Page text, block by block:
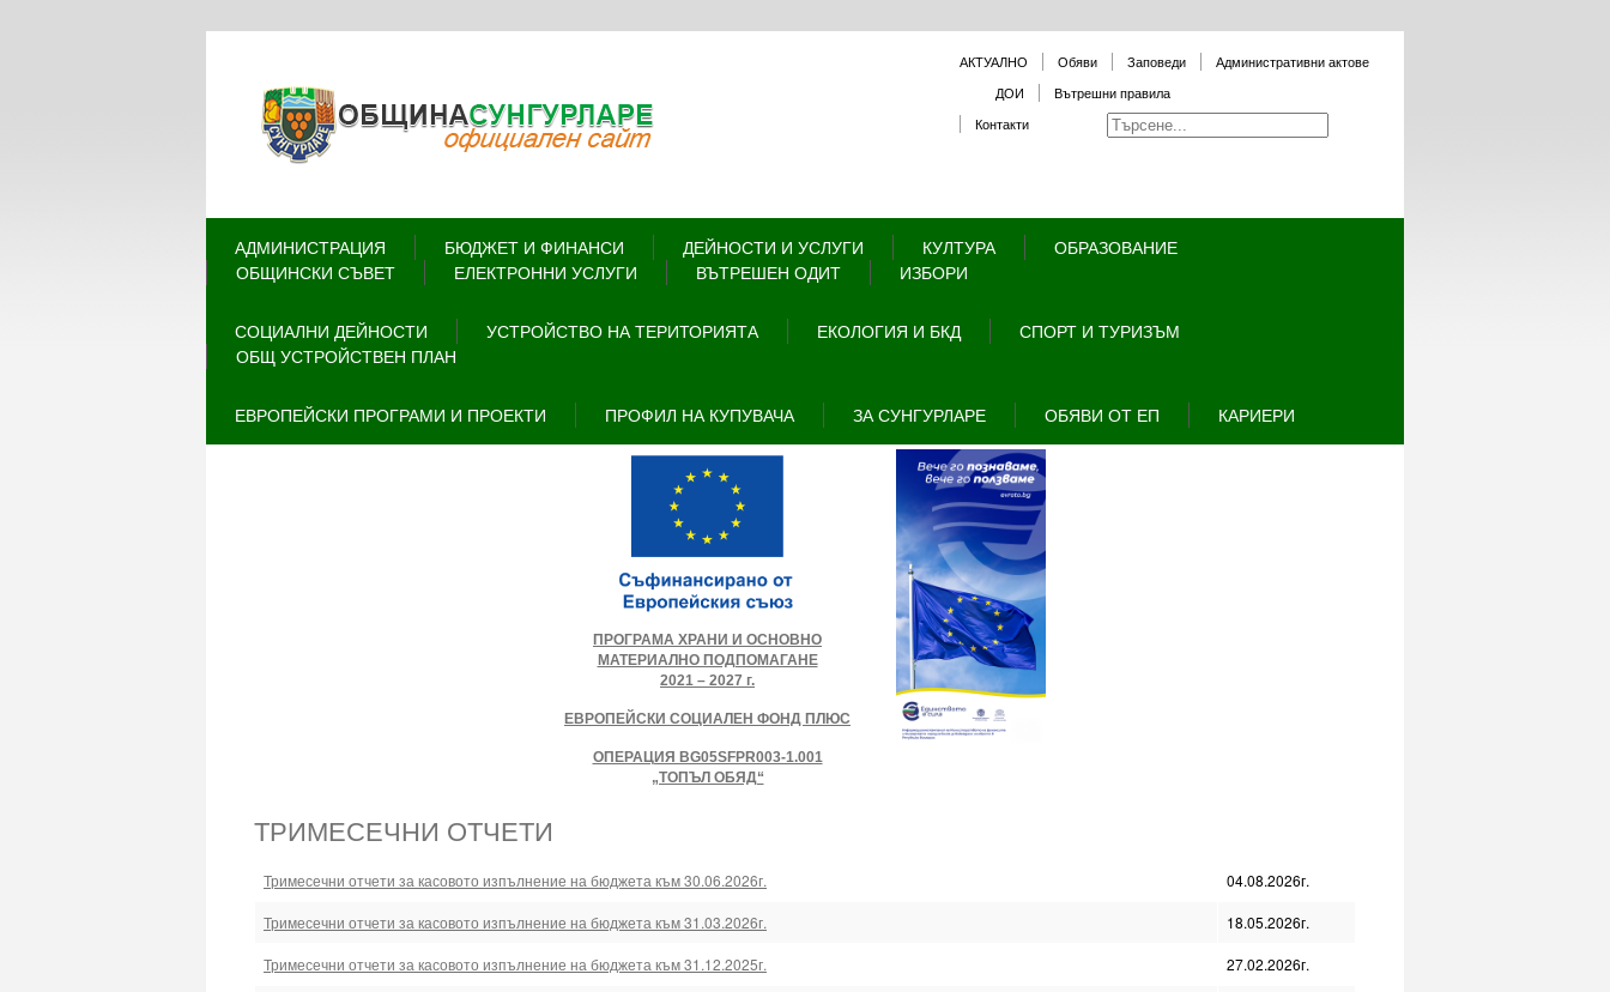
АКТУАЛНО Обяви Заповеди
Административни актове
ДОИ
Вътрешни правила
Контакти
АДМИНИСТРАЦИЯ БЮДЖЕТ И ФИНАНСИ ДЕЙНОСТИ И УСЛУГИ КУЛТУРА
ОБРАЗОВАНИЕ
ОБЩИНСКИ СЪВЕТ
ЕЛЕКТРОННИ УСЛУГИ ВЪТРЕШЕН ОДИТ ИЗБОРИ
СОЦИАЛНИ ДЕЙНОСТИ УСТРОЙСТВО НА ТЕРИТОРИЯТА ЕКОЛОГИЯ И БКД
СПОРТ И ТУРИЗЪМ
ОБЩ УСТРОЙСТВЕН ПЛАН
ЕВРОПЕЙСКИ ПРОГРАМИ И ПРОЕКТИ ПРОФИЛ НА КУПУВАЧА ЗА СУНГУРЛАРЕ ОБЯВИ ОТ ЕП КАРИЕРИ
ПРОГРАМА ХРАНИ И ОСНОВНО
МАТЕРИАЛНО ПОДПОМАГАНЕ
2021 – 2027 г.
ЕВРОПЕЙСКИ СОЦИАЛЕН ФОНД ПЛЮС
ОПЕРАЦИЯ BG05SFPR003-1.001
„ТОПЪЛ ОБЯД“
ТРИМЕСЕЧНИ ОТЧЕТИ
Тримесечни отчети за касовото изпълнение на бюджета към 30.06.2026г. 04.08.2026г.
Тримесечни отчети за касовото изпълнение на бюджета към 31.03.2026г. 18.05.2026г.
Тримесечни отчети за касовото изпълнение на бюджета към 31.12.2025г. 27.02.2026г.